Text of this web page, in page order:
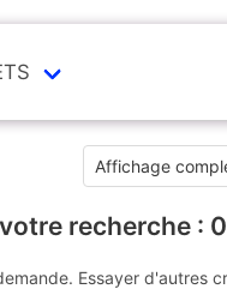
recherche : 0
Essayer d'autres